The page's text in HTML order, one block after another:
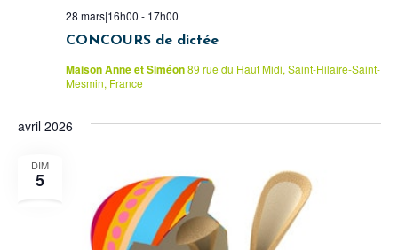
CONCOURS de dictée
28 mars|16h00 - 17h00
Maison Anne et Siméon89 rue du Haut Midi, Saint-Hilaire-Saint-
Mesmin, France
avril 2026
DIM
5